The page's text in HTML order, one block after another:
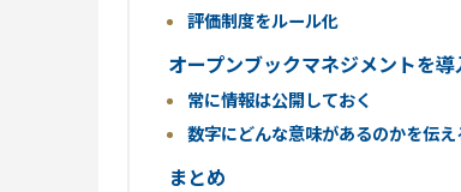
評価制度をルール化
オープンブックマネジメントを
常に情報は公開しておく
数字にどんな意味があるのかを伝え
まとめ